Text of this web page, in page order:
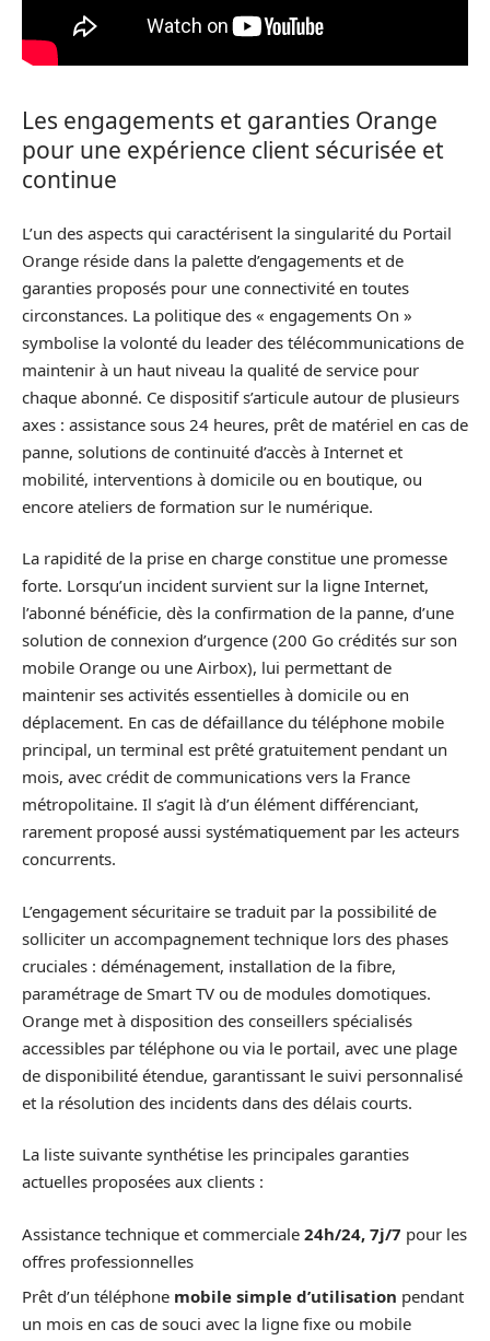
Les engagements et garanties Orange
pour une expérience client sécurisée et
continue
L’un des aspects qui caractérisent la singularité du Portail
Orange réside dans la palette d’engagements et de
garanties proposés pour une connectivité en toutes
circonstances. La politique des « engagements On »
symbolise la volonté du leader des télécommunications de
maintenir à un haut niveau la qualité de service pour
chaque abonné. Ce dispositif s’articule autour de plusieurs
axes : assistance sous 24 heures, prêt de matériel en cas de
panne, solutions de continuité d’accès à Internet et
mobilité, interventions à domicile ou en boutique, ou
encore ateliers de formation sur le numérique.
La rapidité de la prise en charge constitue une promesse
forte. Lorsqu’un incident survient sur la ligne Internet,
l’abonné bénéficie, dès la confirmation de la panne, d’une
solution de connexion d’urgence (200 Go crédités sur son
mobile Orange ou une Airbox), lui permettant de
maintenir ses activités essentielles à domicile ou en
déplacement. En cas de défaillance du téléphone mobile
principal, un terminal est prêté gratuitement pendant un
mois, avec crédit de communications vers la France
métropolitaine. Il s’agit là d’un élément différenciant,
rarement proposé aussi systématiquement par les acteurs
concurrents.
L’engagement sécuritaire se traduit par la possibilité de
solliciter un accompagnement technique lors des phases
cruciales : déménagement, installation de la fibre,
paramétrage de Smart TV ou de modules domotiques.
Orange met à disposition des conseillers spécialisés
accessibles par téléphone ou via le portail, avec une plage
de disponibilité étendue, garantissant le suivi personnalisé
et la résolution des incidents dans des délais courts.
La liste suivante synthétise les principales garanties
actuelles proposées aux clients :
Assistance technique et commerciale 24h/24, 7j/7 pour les
offres professionnelles
Prêt d’un téléphone mobile simple d’utilisation pendant
un mois en cas de souci avec la ligne fixe ou mobile